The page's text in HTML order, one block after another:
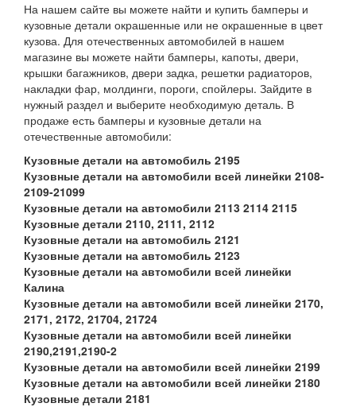
На нашем сайте вы можете найти и купить бамперы и
кузовные детали окрашенные или не окрашенные в цвет
кузова. Для отечественных автомобилей в нашем
магазине вы можете найти бамперы, капоты, двери,
крышки багажников, двери задка, решетки радиаторов,
накладки фар, молдинги, пороги, спойлеры. Зайдите в
нужный раздел и выберите необходимую деталь. В
продаже есть бамперы и кузовные детали на
отечественные автомобили:
Кузовные детали на автомобиль 2195
Кузовные детали на автомобили всей линейки 2108-
2109-21099
Кузовные детали на автомобили 2113 2114 2115
Кузовные детали 2110, 2111, 2112
Кузовные детали на автомобиль 2121
Кузовные детали на автомобиль 2123
Кузовные детали на автомобили всей линейки
Калина
Кузовные детали на автомобили всей линейки 2170,
2171, 2172, 21704, 21724
Кузовные детали на автомобили всей линейки
2190,2191,2190-2
Кузовные детали на автомобили всей линейки 2199
Кузовные детали на автомобили всей линейки 2180
Кузовные детали 2181